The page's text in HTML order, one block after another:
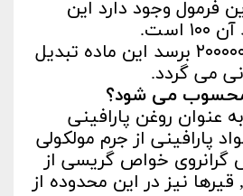
فرمول وجود دارد این
اگر همین تعداد به ۲۰۰۰۰۰ برسد این ماده تبدیل
می گردد.
محسوب می شود؟
عنوان روغن پارافینی
پارافینی از جرم مولکولی
گرانروی خواص گریسی از
نیز در این محدوده از